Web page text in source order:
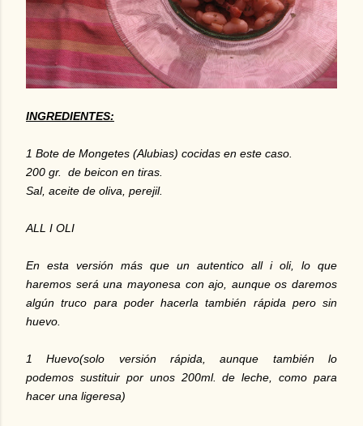
INGREDIENTES:
1 Bote de Mongetes (Alubias) cocidas en este caso.
200 gr. de beicon en tiras.
Sal, aceite de oliva, perejil.
ALL I OLI
En esta versión más que un autentico all i oli, lo que
haremos será una mayonesa con ajo, aunque os daremos
algún truco para poder hacerla también rápida pero sin
huevo.
1 Huevo(solo versión rápida, aunque también lo
podemos sustituir por unos 200ml. de leche, como para
hacer una ligeresa)